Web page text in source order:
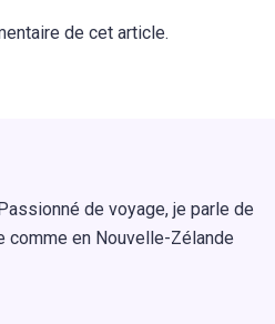
de cet article.
de voyage, je parle de
comme en Nouvelle-Zélande